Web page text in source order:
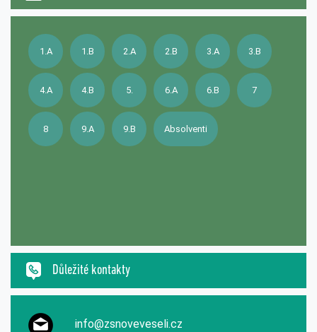
1.A 1.B 2.A 2.B 3.A 3.B
4.A 4.B 5. 6.A 6.B 7
8 9.A 9.B Absolventi
Důležité kontakty
info@zsnoveveseli.cz